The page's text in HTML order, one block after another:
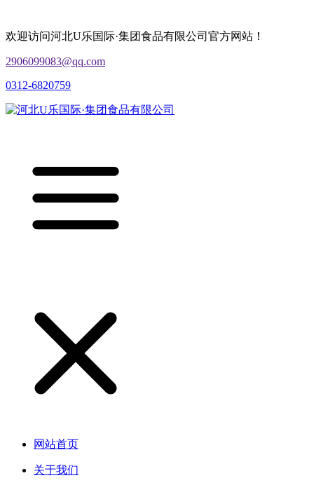
欢迎访问河北U乐国际·集团食品有限公司官方网站！
2906099083@qq.com
0312-6820759
网站首页
关于我们